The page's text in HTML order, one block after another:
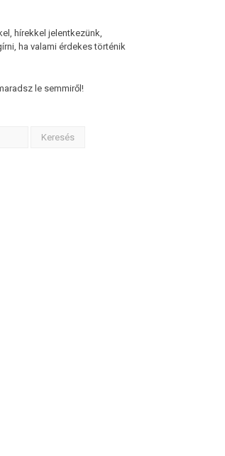
hírekkel jelentkezünk,
ha valami érdekes történik
le semmiről!